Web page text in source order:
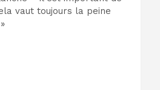
vaut toujours la peine